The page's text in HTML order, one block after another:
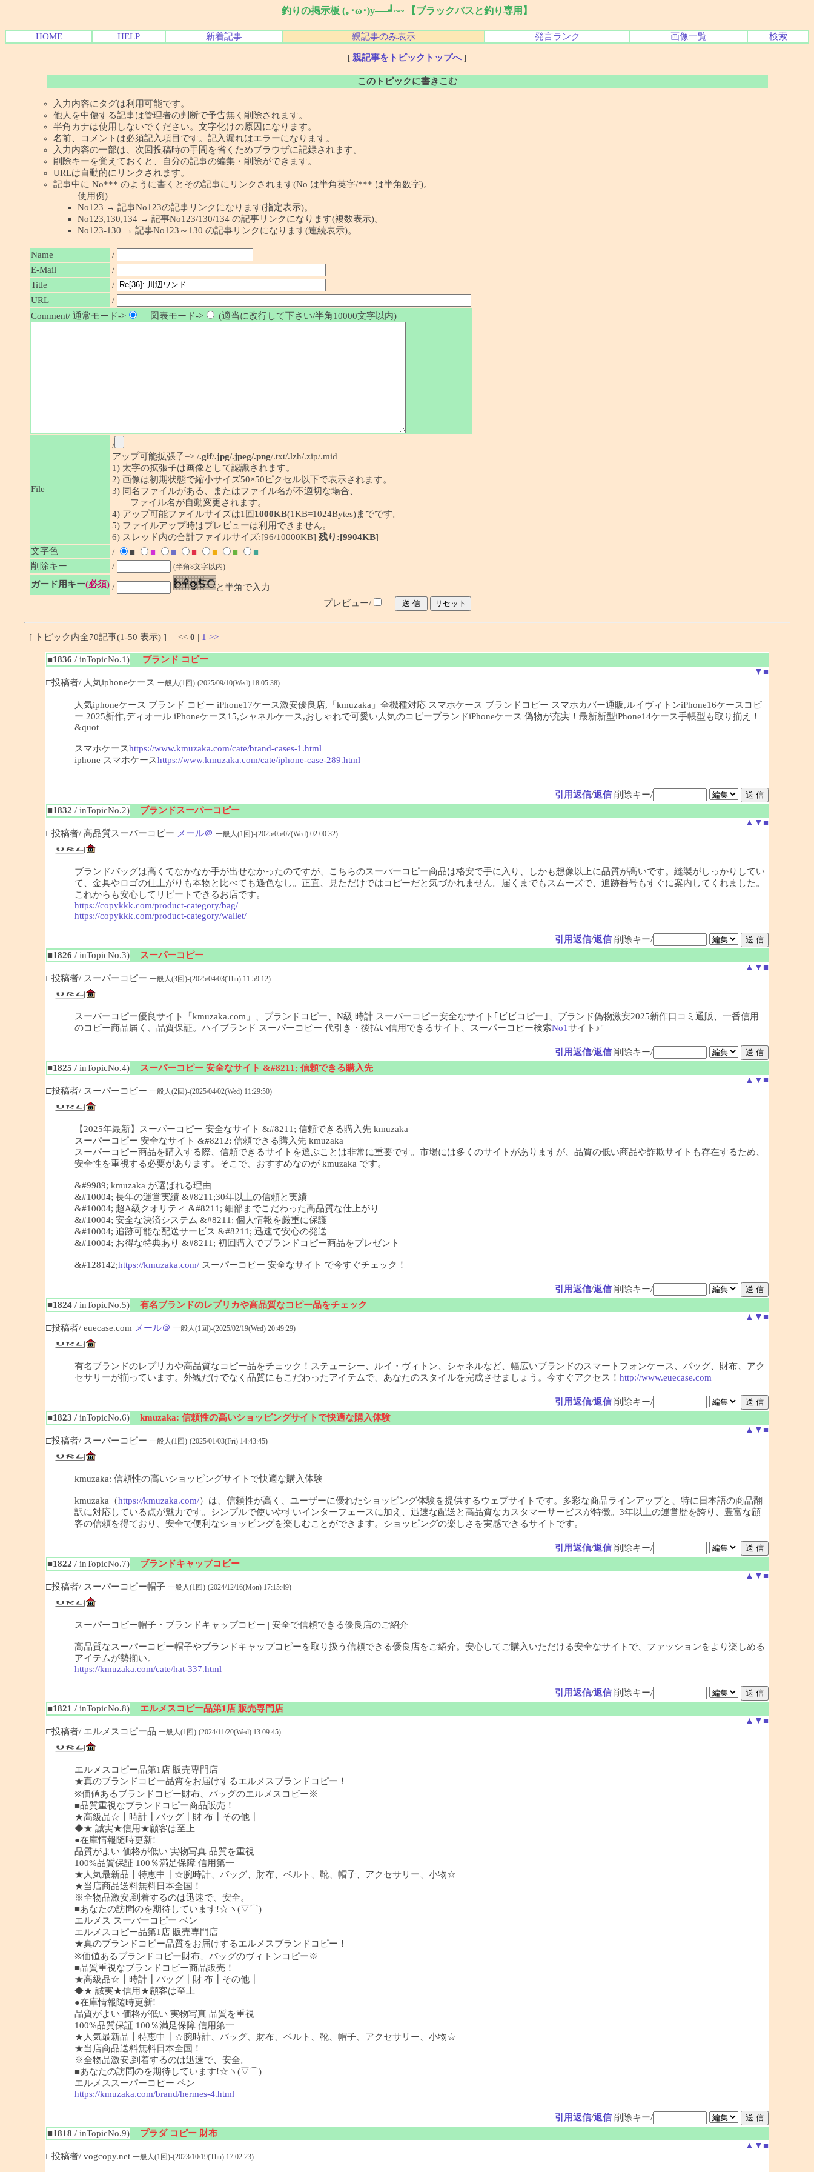
釣りの掲示板 (｡･ω･)y──┛~~ 【ブラックバスと釣り専用】
HOME HELP 新着記事 親記事のみ表示 発言ランク 画像一覧 検索
[ 親記事をトピックトップへ]
このトピックに書きこむ
入力内容にタグは利用可能です。
他人を中傷する記事は管理者の判断で予告無く削除されます。
半角カナは使用しないでください。文字化けの原因になります。
名前、コメントは必須記入項目です。記入漏れはエラーになります。
入力内容の一部は、次回投稿時の手間を省くためブラウザに記録されます。
削除キーを覚えておくと、自分の記事の編集・削除ができます。
URLは自動的にリンクされます。
記事中に No*** のように書くとその記事にリンクされます(No は半角英字/*** は半角数字)。
使用例)
No123 → 記事No123の記事リンクになります(指定表示)。
No123,130,134 → 記事No123/130/134 の記事リンクになります(複数表示)。
No123-130 → 記事No123～130 の記事リンクになります(連続表示)。
Name
/
E-Mail
/
Title
/
URL
/
Comment/ 通常モード->
図表モード-> (適当に改行して下さい/半角10000文字以内)
File
/
アップ可能拡張子=> /.gif/.jpg/.jpeg/.png/.txt/.lzh/.zip/.mid
1) 太字の拡張子は画像として認識されます。
2) 画像は初期状態で縮小サイズ50×50ピクセル以下で表示されます。
3) 同名ファイルがある、またはファイル名が不適切な場合、
ファイル名が自動変更されます。
4) アップ可能ファイルサイズは1回 1000KB(1KB=1024Bytes)までです。
5) ファイルアップ時はプレビューは利用できません。
6) スレッド内の合計ファイルサイズ:[96/10000KB] 残り:[9904KB]
文字色
/ ■ ■ ■ ■ ■ ■
■
削除キー
/ (半角8文字以内)
ガード用キー(必須) /
と半角で入力
プレビュー/
[ トピック内全70記事(1-50 表示) ] << 0 | 1 >>
■1836 / inTopicNo.1)
ブランド コピー
▼ ■
□投稿者/ 人気iphoneケース 一般人(1回)-(2025/09/10(Wed) 18:05:38)
人気iphoneケース ブランド コピー iPhone17ケース激安優良店,「kmuzaka」全機種対応 スマホケース ブランドコピー スマホカバー通販,ルイヴィトンiPhone16ケースコピ
ー 2025新作,ディオール iPhoneケース15,シャネルケース,おしゃれで可愛い人気のコピーブランドiPhoneケース 偽物が充実！最新新型iPhone14ケース手帳型も取り揃え！
&quot
スマホケースhttps://www.kmuzaka.com/cate/brand-cases-1.html
iphone スマホケースhttps://www.kmuzaka.com/cate/iphone-case-289.html
引用返信/返信 削除キー/
■1832 / inTopicNo.2)
ブランドスーパーコピー
▲ ▼ ■
□投稿者/ 高品質スーパーコピー メール＠ 一般人(1回)-(2025/05/07(Wed) 02:00:32)
ブランドバッグは高くてなかなか手が出せなかったのですが、こちらのスーパーコピー商品は格安で手に入り、しかも想像以上に品質が高いです。縫製がしっかりしてい
て、金具やロゴの仕上がりも本物と比べても遜色なし。正直、見ただけではコピーだと気づかれません。届くまでもスムーズで、追跡番号もすぐに案内してくれました。
これからも安心してリピートできるお店です。
https://copykkk.com/product-category/bag/
https://copykkk.com/product-category/wallet/
引用返信/返信 削除キー/
■1826 / inTopicNo.3)
スーパーコピー
▲ ▼ ■
□投稿者/ スーパーコピー 一般人(3回)-(2025/04/03(Thu) 11:59:12)
スーパーコピー優良サイト「kmuzaka.com」、ブランドコピー、N級 時計 スーパーコピー安全なサイト｢ビビコピー｣、ブランド偽物激安2025新作口コミ通販、一番信用
のコピー商品届く、品質保証。ハイブランド スーパーコピー 代引き・後払い信用できるサイト、スーパーコピー検索No1サイト♪"
引用返信/返信 削除キー/
■1825 / inTopicNo.4)
スーパーコピー 安全なサイト &#8211; 信頼できる購入先
▲ ▼ ■
□投稿者/ スーパーコピー 一般人(2回)-(2025/04/02(Wed) 11:29:50)
【2025年最新】スーパーコピー 安全なサイト &#8211; 信頼できる購入先 kmuzaka
スーパーコピー 安全なサイト &#8212; 信頼できる購入先 kmuzaka
スーパーコピー商品を購入する際、信頼できるサイトを選ぶことは非常に重要です。市場には多くのサイトがありますが、品質の低い商品や詐欺サイトも存在するため、
安全性を重視する必要があります。そこで、おすすめなのが kmuzaka です。
&#9989; kmuzaka が選ばれる理由
&#10004; 長年の運営実績 &#8211;30年以上の信頼と実績
&#10004; 超A級クオリティ &#8211; 細部までこだわった高品質な仕上がり
&#10004; 安全な決済システム &#8211; 個人情報を厳重に保護
&#10004; 追跡可能な配送サービス &#8211; 迅速で安心の発送
&#10004; お得な特典あり &#8211; 初回購入でブランドコピー商品をプレゼント
&#128142;https://kmuzaka.com/スーパーコピー 安全なサイト で今すぐチェック！
引用返信/返信 削除キー/
■1824/ inTopicNo.5)
有名ブランドのレプリカや高品質なコピー品をチェック
▲ ▼ ■
□投稿者/ euecase.com メール＠ 一般人(1回)-(2025/02/19(Wed) 20:49:29)
有名ブランドのレプリカや高品質なコピー品をチェック！ステューシー、ルイ・ヴィトン、シャネルなど、幅広いブランドのスマートフォンケース、バッグ、財布、アク
セサリーが揃っています。外観だけでなく品質にもこだわったアイテムで、あなたのスタイルを完成させましょう。今すぐアクセス！ http://www.euecase.com
引用返信/返信 削除キー/
■1823 / inTopicNo.6)
kmuzaka: 信頼性の高いショッピングサイトで快適な購入体験
▲ ▼ ■
□投稿者/ スーパーコピー 一般人(1回)-(2025/01/03(Fri) 14:43:45)
kmuzaka: 信頼性の高いショッピングサイトで快適な購入体験
kmuzaka（https://kmuzaka.com/）は、信頼性が高く、ユーザーに優れたショッピング体験を提供するウェブサイトです。多彩な商品ラインアップと、特に日本語の商品翻
訳に対応している点が魅力です。シンプルで使いやすいインターフェースに加え、迅速な配送と高品質なカスタマーサービスが特徴。3年以上の運営歴を誇り、豊富な顧
客の信頼を得ており、安全で便利なショッピングを楽しむことができます。ショッピングの楽しさを実感できるサイトです。
引用返信/返信 削除キー/
■1822 / inTopicNo.7)
ブランドキャップコピー
▲ ▼ ■
□投稿者/ スーパーコピー帽子 一般人(1回)-(2024/12/16(Mon) 17:15:49)
スーパーコピー帽子・ブランドキャップコピー | 安全で信頼できる優良店のご紹介
高品質なスーパーコピー帽子やブランドキャップコピーを取り扱う信頼できる優良店をご紹介。安心してご購入いただける安全なサイトで、ファッションをより楽しめる
アイテムが勢揃い。
https://kmuzaka.com/cate/hat-337.html
引用返信/返信 削除キー/
■1821 / inTopicNo.8)
エルメスコピー品第1店 販売専門店
▲ ▼ ■
□投稿者/ エルメスコピー品 一般人(1回)-(2024/11/20(Wed) 13:09:45)
エルメスコピー品第1店 販売専門店
★真のブランドコピー品質をお届けするエルメスブランドコピー！
※価値あるブランドコピー財布、バッグのエルメスコピー※
■品質重視なブランドコピー商品販売！
★高級品☆┃時計┃バッグ┃財 布┃その他┃
◆★ 誠実★信用★顧客は至上
●在庫情報随時更新!
品質がよい 価格が低い 実物写真 品質を重視
100%品質保証 100％満足保障 信用第一
★人気最新品┃特恵中┃☆腕時計、バッグ、財布、ベルト、靴、帽子、アクセサリー、小物☆
★当店商品送料無料日本全国！
※全物品激安,到着するのは迅速で、安全。
■あなたの訪問のを期待しています!☆ヽ(▽⌒)
エルメス スーパーコピー ペン
エルメスコピー品第1店 販売専門店
★真のブランドコピー品質をお届けするエルメスブランドコピー！
※価値あるブランドコピー財布、バッグのヴィトンコピー※
■品質重視なブランドコピー商品販売！
★高級品☆┃時計┃バッグ┃財 布┃その他┃
◆★ 誠実★信用★顧客は至上
●在庫情報随時更新!
品質がよい 価格が低い 実物写真 品質を重視
100%品質保証 100％満足保障 信用第一
★人気最新品┃特恵中┃☆腕時計、バッグ、財布、ベルト、靴、帽子、アクセサリー、小物☆
★当店商品送料無料日本全国！
※全物品激安,到着するのは迅速で、安全。
■あなたの訪問のを期待しています!☆ヽ(▽⌒)
エルメススーパーコピー ペン
https://kmuzaka.com/brand/hermes-4.html
引用返信/返信 削除キー/
■1818 / inTopicNo.9)
プラダ コピー 財布
▲ ▼ ■
□投稿者/ vogcopy.net 一般人(1回)-(2023/10/19(Thu) 17:02:23)